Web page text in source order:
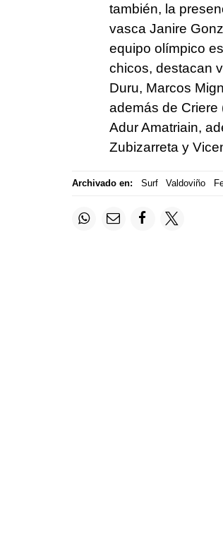
también, la
vasca Janire
equipo olímpico
chicos, destacan
Duru, Marcos
además de
Adur Amatriain,
Zubizarreta y
Archivado en: Surf Valdoviño